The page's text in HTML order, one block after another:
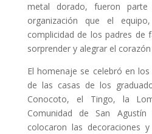
metal dorado, fueron
organización que el
complicidad de los padres de
sorprender y alegrar el
El homenaje se celebró en
de las casas de los
Conocoto, el Tingo, la
Comunidad de San
colocaron las decoraciones